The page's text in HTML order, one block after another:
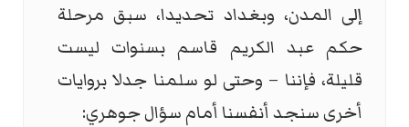
إلى المدن، وبغداد تحديدا، سبق مرحلة
حكم عبد الكريم قاسم بسنوات ليست
قليلة، فإننا – وحتى لو سلمنا جدلا بروايات
أخرى سنجد أنفسنا أمام سؤال جوهري: